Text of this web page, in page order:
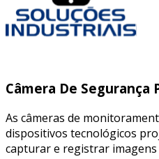
Câmera De Segurança
As câmeras de
dispositivos tecnológicos
capturar e registrar imagens